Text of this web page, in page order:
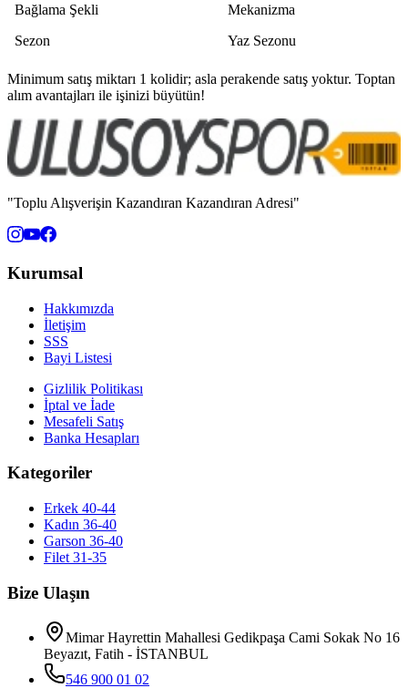
Bağlama Şekli
Mekanizma
Sezon
Yaz Sezonu
Minimum satış miktarı 1 kolidir; asla perakende satış yoktur. Toptan
alım avantajları ile işinizi büyütün!
"Toplu Alışverişin Kazandıran Kazandıran Adresi"
Kurumsal
Hakkımızda
İletişim
SSS
Bayi Listesi
Gizlilik Politikası
İptal ve İade
Mesafeli Satış
Banka Hesapları
Kategoriler
Erkek 40-44
Kadın 36-40
Garson 36-40
Filet 31-35
Bize Ulaşın
Mimar Hayrettin Mahallesi Gedikpaşa Cami Sokak No 16
Beyazıt, Fatih - İSTANBUL
546 900 01 02